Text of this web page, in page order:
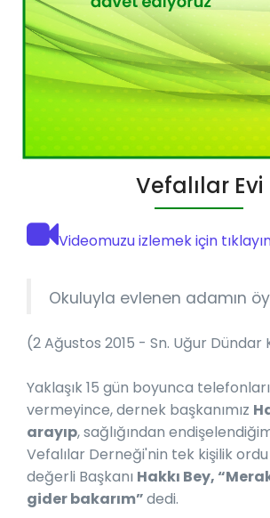
Vefalılar Evi
Videomuzu izlemek için
Okuluyla evlenen adamın
(2 Ağustos 2015 - Sn. Uğur Dündar
Yaklaşık 15 gün boyunca
vermeyince, dernek başkanımız
arayıp, sağlığından
Vefalılar Derneği'nin tek kişilik ordu
değerli Başkanı Hakkı Bey,
gider bakarım”dedi.